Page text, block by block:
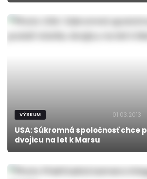
VÝSKUM 01.03.2013
USA: Súkromná spoločnosť chce
dvojicu na let k Marsu